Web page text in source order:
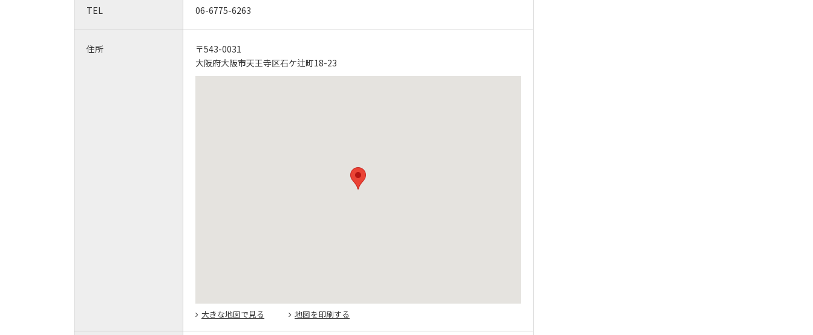
TEL 06-6775-6263
住所
〒543-0031
大阪府大阪市天王寺区石ケ辻町18-23
大きな地図で見る 地図を印刷する